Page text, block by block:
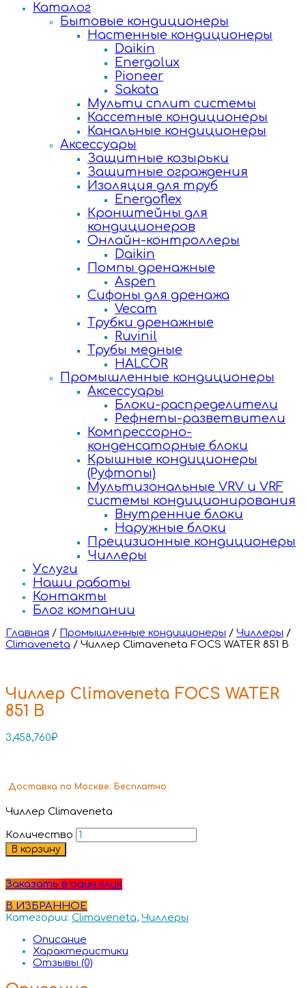
Каталог
Бытовые кондиционеры
Настенные кондиционеры
Daikin
Energolux
Pioneer
Sakata
Мульти сплит системы
Кассетные кондиционеры
Канальные кондиционеры
Аксессуары
Защитные козырьки
Защитные ограждения
Изоляция для труб
Energoflex
Кронштейны для
кондиционеров
Онлайн-контроллеры
Daikin
Помпы дренажные
Aspen
Сифоны для дренажа
Vecam
Трубки дренажные
Ruvinil
Трубы медные
HALCOR
Промышленные кондиционеры
Аксессуары
Блоки-распределители
Рефнеты-разветвители
Компрессорно-
конденсаторные блоки
Крышные кондиционеры
(Руфтопы)
Мультизональные VRV и VRF
системы кондиционирования
Внутренние блоки
Наружные блоки
Прецизионные кондиционеры
Чиллеры
Услуги
Наши работы
Контакты
Блог компании
Главная / Промышленные кондиционеры / Чиллеры /
Climaveneta / Чиллер Climaveneta FOCS WATER 851 B
Чиллер Climaveneta FOCS WATER
851 B
3,458,760₽
Доставка по Москве: Бесплатно
Чиллер Climaveneta
Количество
В корзину
Заказать в один клик
В ИЗБРАННОЕ
Категории: Climaveneta, Чиллеры
Описание
Характеристики
Отзывы (0)